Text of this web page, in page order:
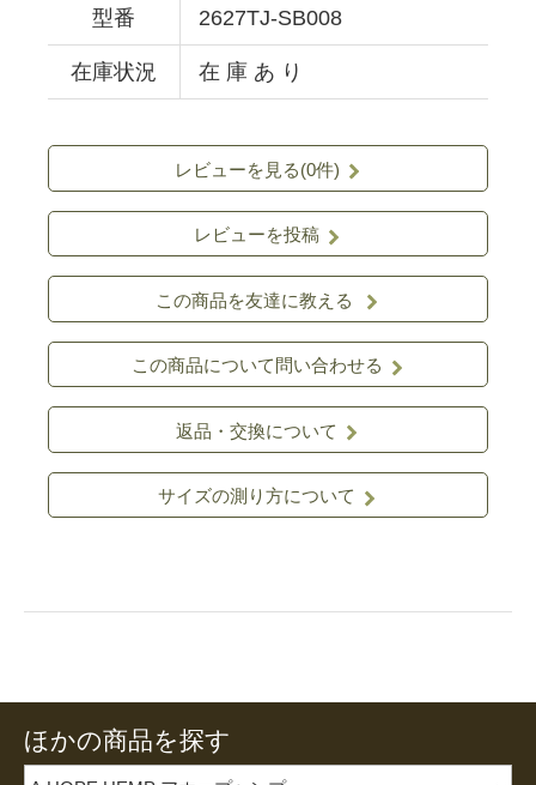
型番 2627TJ-SB008
在庫状況 在 庫 あ り
レビューを見る(0件)
レビューを投稿
この商品を友達に教える
この商品について問い合わせる
返品・交換について
サイズの測り方について
ほかの商品を探す